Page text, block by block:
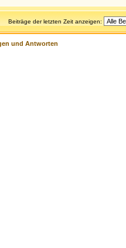
Beiträge der letzten Zeit anzeigen:
und Antworten